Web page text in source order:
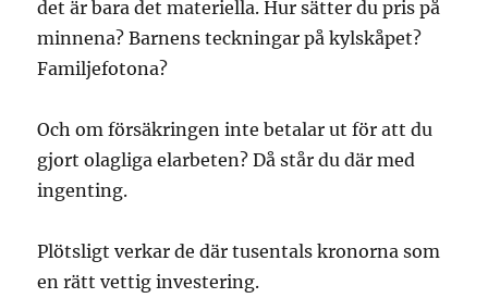
det är bara det materiella. Hur sätter du pris på
minnena? Barnens teckningar på kylskåpet?
Familjefotona?
Och om försäkringen inte betalar ut för att du
gjort olagliga elarbeten? Då står du där med
ingenting.
Plötsligt verkar de där tusentals kronorna som
en rätt vettig investering.